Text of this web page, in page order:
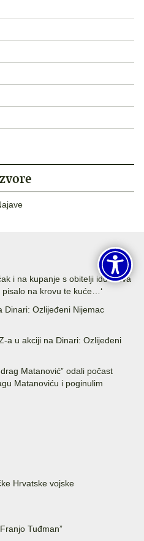
i na kupanje s obitelji idu s dva
pisalo na krovu te kuće…‘
Dinari: Ozlijeđeni Nijemac
a u akciji na Dinari: Ozlijeđeni
Matanović” odali počast
Matanoviću i poginulim
Hrvatske vojske
Tuđman”